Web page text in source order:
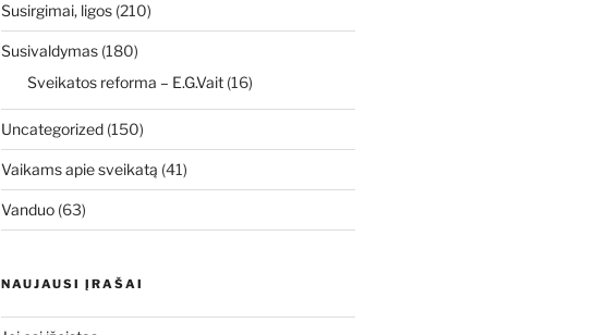
Susirgimai, ligos(210)
Susivaldymas(180)
Sveikatos reforma – E.G.Vait(16)
Uncategorized(150)
Vaikams apie sveikatą (41)
Vanduo(63)
NAUJAUSI ĮRAŠAI